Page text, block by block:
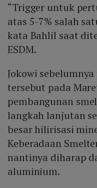
“Trigger untuk
atas 5-7% salah
kata Bahlil saat
ESDM.
Jokowi
tersebut pada
pembangunan
langkah lanjutan
besar hilirisasi
Keberadaan
nantinya diharap
aluminium.